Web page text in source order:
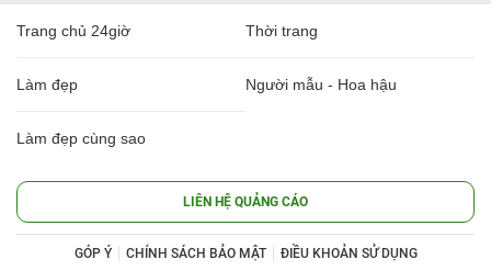
Trang chủ 24giờ Thời trang
Làm đẹp Người mẫu - Hoa hậu
Làm đẹp cùng sao
LIÊN HỆ QUẢNG CÁO
GÓP Ý CHÍNH SÁCH BẢO MẬT ĐIỀU KHOẢN SỬ DỤNG